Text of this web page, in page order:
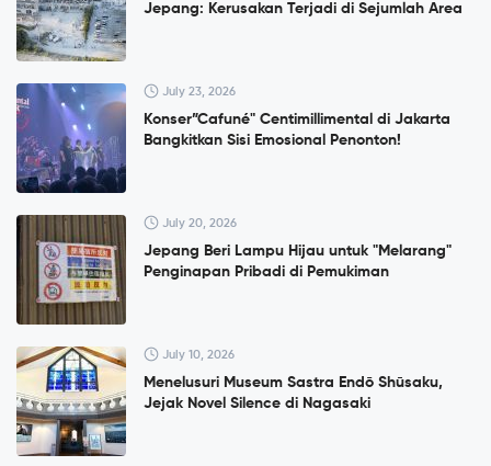
Jepang: Kerusakan Terjadi di Sejumlah Area
July 23, 2026
Konser”Cafuné" Centimillimental di Jakarta
Bangkitkan Sisi Emosional Penonton!
July 20, 2026
Jepang Beri Lampu Hijau untuk "Melarang"
Penginapan Pribadi di Pemukiman
July 10, 2026
Menelusuri Museum Sastra Endō Shūsaku,
Jejak Novel Silence di Nagasaki